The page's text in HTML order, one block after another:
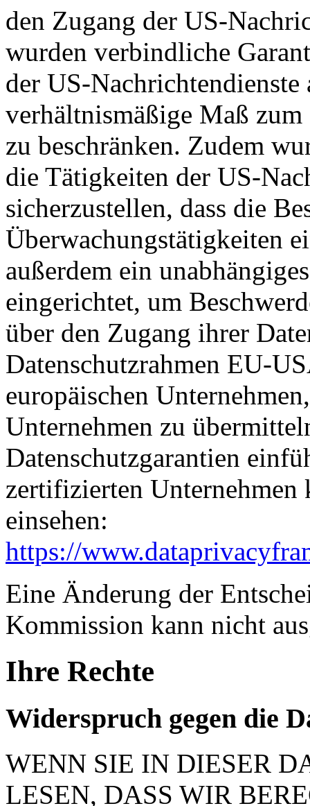
den Zugang der US-
wurden verbindliche
der US-
verhältnismäßige Maß
zu beschränken. Zudem
die Tätigkeiten der US-
sicherzustellen, dass die
Überwachungstätigkeiten
außerdem ein
eingerichtet, um
über den Zugang ihrer
Datenschutzrahmen EU-
europäischen
Unternehmen zu
Datenschutzgarantien
zertifizierten
einsehen:
https://
Eine Änderung der
Kommission kann nicht
Ihre Rechte
Widerspruch gegen die
WENN SIE IN DIESER
LESEN, DASS WIR